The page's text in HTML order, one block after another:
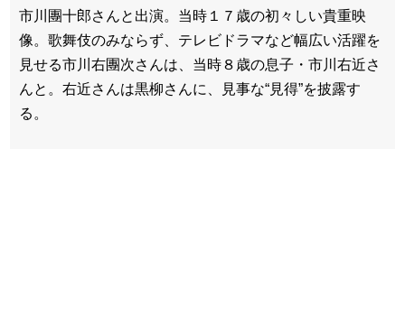
市川團十郎さんと出演。当時１７歳の初々しい貴重映
像。歌舞伎のみならず、テレビドラマなど幅広い活躍を
見せる市川右團次さんは、当時８歳の息子・市川右近さ
んと。右近さんは黒柳さんに、見事な“見得”を披露す
る。